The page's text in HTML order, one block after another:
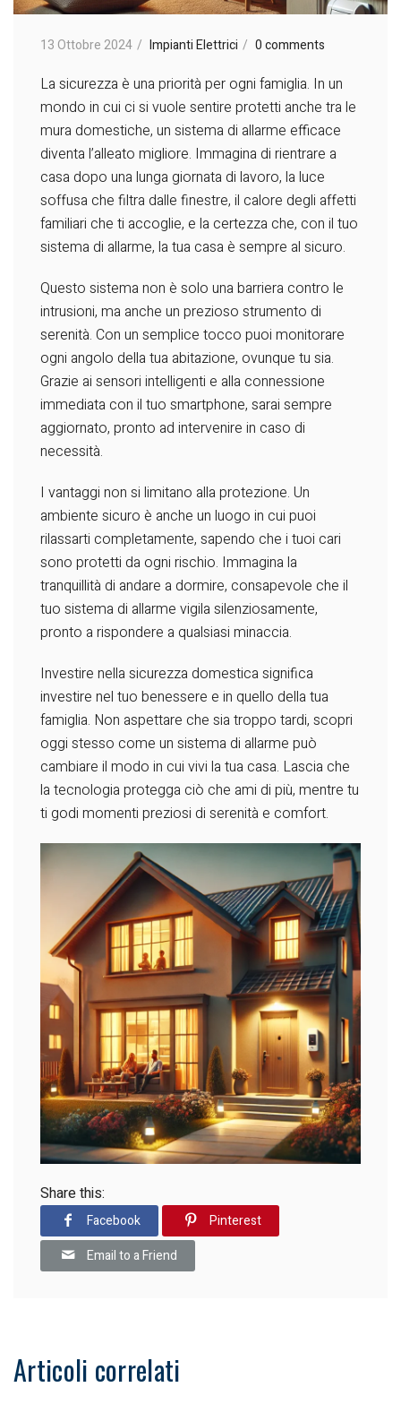
13 Ottobre 2024 Impianti Elettrici 0 comments
La sicurezza è una priorità per ogni famiglia. In un
mondo in cui ci si vuole sentire protetti anche tra le
mura domestiche, un sistema di allarme efficace
diventa l’alleato migliore. Immagina di rientrare a
casa dopo una lunga giornata di lavoro, la luce
soffusa che filtra dalle finestre, il calore degli affetti
familiari che ti accoglie, e la certezza che, con il tuo
sistema di allarme, la tua casa è sempre al sicuro.
Questo sistema non è solo una barriera contro le
intrusioni, ma anche un prezioso strumento di
serenità. Con un semplice tocco puoi monitorare
ogni angolo della tua abitazione, ovunque tu sia.
Grazie ai sensori intelligenti e alla connessione
immediata con il tuo smartphone, sarai sempre
aggiornato, pronto ad intervenire in caso di
necessità.
I vantaggi non si limitano alla protezione. Un
ambiente sicuro è anche un luogo in cui puoi
rilassarti completamente, sapendo che i tuoi cari
sono protetti da ogni rischio. Immagina la
tranquillità di andare a dormire, consapevole che il
tuo sistema di allarme vigila silenziosamente,
pronto a rispondere a qualsiasi minaccia.
Investire nella sicurezza domestica significa
investire nel tuo benessere e in quello della tua
famiglia. Non aspettare che sia troppo tardi, scopri
oggi stesso come un sistema di allarme può
cambiare il modo in cui vivi la tua casa. Lascia che
la tecnologia protegga ciò che ami di più, mentre tu
ti godi momenti preziosi di serenità e comfort.
Share this:
Facebook
Pinterest
Email to a Friend
Articoli correlati